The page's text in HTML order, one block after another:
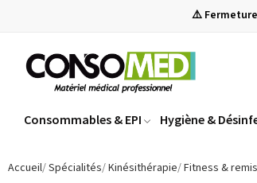
⚠️
Consommables & EPI Hygiène &
Accueil Spécialités Kinésithérapie Fitness &